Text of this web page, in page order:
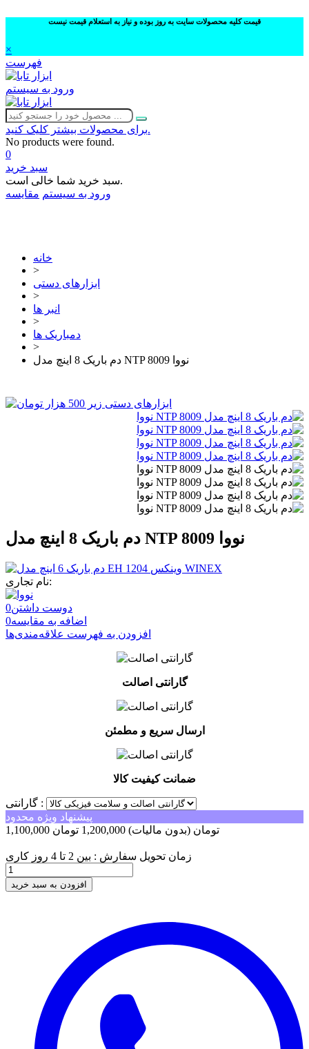
قیمت کلیه محصولات سایت به روز بوده و نیاز به استعلام قیمت نیست
×
فهرست
ورود به سیستم
برای محصولات بیشتر کلیک کنید.
No products were found.
0
سبد خرید
سبد خرید شما خالی است.
ورود به سیستم مقایسه
خانه
>
ابزارهای دستی
>
انبر ها
>
دمباریک ها
>
دم باریک 8 اینچ مدل NTP 8009 نووا
دم باریک 8 اینچ مدل NTP 8009 نووا
نام تجاری:
دوست داشتن0
اضافه به مقایسه0
افزودن به فهرست علاقه‌مندی‌ها
گارانتی اصالت
ارسال سریع و مطمئن
ضمانت کیفیت کالا
گارانتی :
پیشنهاد ویژه محدود
1,100,000 تومان (بدون مالیات) 1,200,000 تومان
زمان تحویل سفارش : بین 2 تا 4 روز کاری
افزودن به سبد خرید